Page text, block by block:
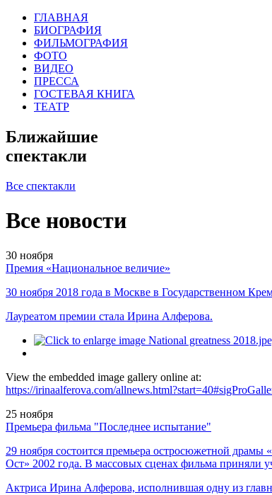
ГЛАВНАЯ
БИОГРАФИЯ
ФИЛЬМОГРАФИЯ
ФОТО
ВИДЕО
ПРЕССА
ГОСТЕВАЯ КНИГА
ТЕАТР
Ближайшие
спектакли
Все спектакли
Все новости
30 ноября
Премия «Национальное величие»
30 ноября 2018 года в Москве в Государственном
Лауреатом премии стала Ирина Алферова.
View the embedded image gallery online at:
https://irinaalferova.com/
25 ноября
Премьера фильма "Последнее испытание"
29 ноября состоится премьера остросюжетной
Ост» 2002 года. В массовых сценах фильма приняли
Актриса Ирина Алферова, исполнившая одну из